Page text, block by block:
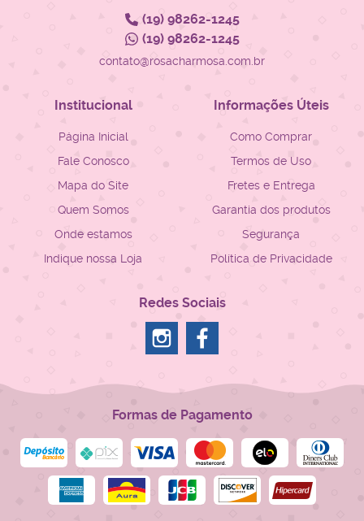
(19)98262-1245
(19)98262-1245
contato@rosacharmosa.com.br
Institucional
Página Inicial
Fale Conosco
Mapa do Site
Quem Somos
Onde estamos
Indique nossa Loja
Informações Úteis
Como Comprar
Termos de Uso
Fretes e Entrega
Garantia dos produtos
Segurança
Política de Privacidade
Redes Sociais
Formas de Pagamento